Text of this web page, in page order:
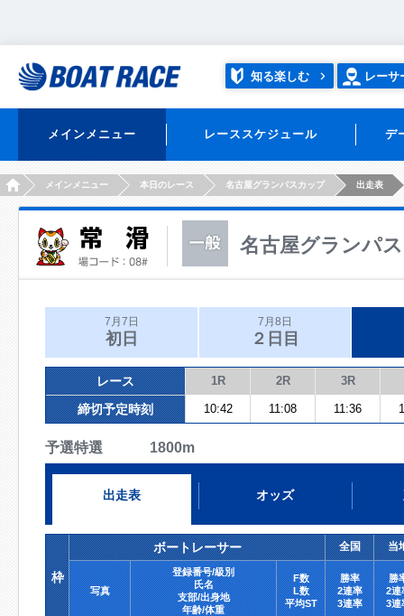
知る楽しむ レーサ
メインメニュー レーススケジュール デ
HOMEメインメニュー 本日のレース 名古屋グランパスカップ 出走表
名古屋グランパ
7月7日
初日
7月8日
２日目
レース 1R 2R 3R
締切予定時刻 10:42 11:08 11:36
予選特選 1800m
出走表 オッズ
枠
ボートレーサー 全国 当
写真
登録番号/級別
氏名
支部/出身地
年齢/体重
F数
L数
平均ST
勝率
2連率
3連率
勝
2連
3連